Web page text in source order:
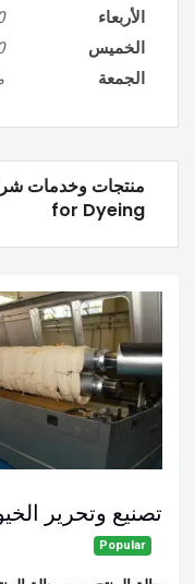
الأربعاء
الخميس
الجمعة
for Dyeing
تصنيع وتحرير
Popular